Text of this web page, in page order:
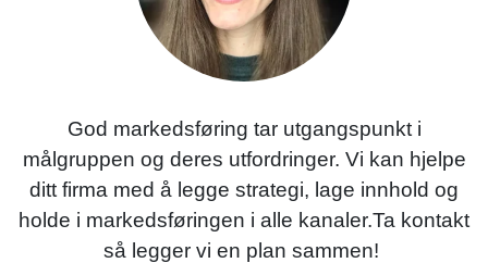
God markedsføring tar utgangspunkt i
målgruppen og deres utfordringer. Vi kan hjelpe
ditt firma med å legge strategi, lage innhold og
holde i markedsføringen i alle kanaler.Ta kontakt
så legger vi en plan sammen!